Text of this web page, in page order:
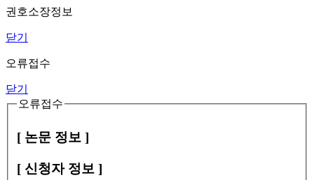
권호소장정보
닫기
오류접수
닫기
오류접수
[ 논문 정보 ]
[ 신청자 정보 ]